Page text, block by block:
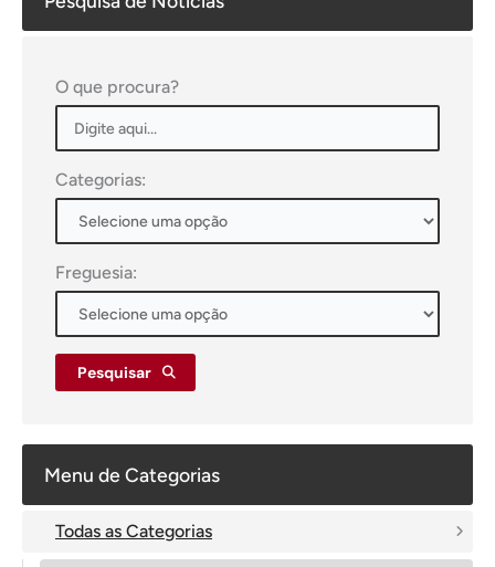
O que procura?
Categorias:
Freguesia:
Pesquisar
Menu de Categorias
Todas as Categorias